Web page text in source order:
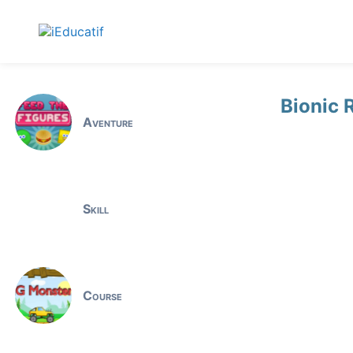
Aventure
Skill
Course
Bionic